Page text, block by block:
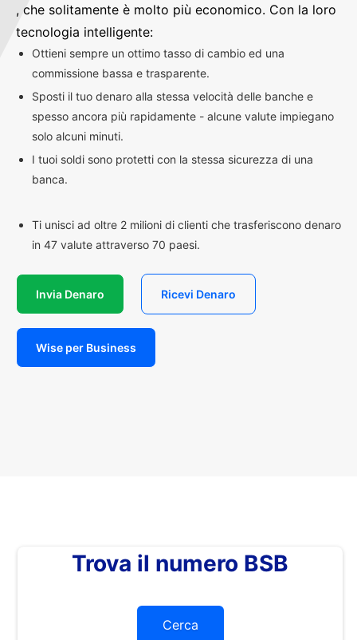
, che solitamente è molto più economico. Con la loro
tecnologia intelligente:
Ottieni sempre un ottimo tasso di cambio ed una
commissione bassa e trasparente.
Sposti il tuo denaro alla stessa velocità delle banche e
spesso ancora più rapidamente - alcune valute impiegano
solo alcuni minuti.
I tuoi soldi sono protetti con la stessa sicurezza di una
banca.
Ti unisci ad oltre 2 milioni di clienti che trasferiscono denaro
in 47 valute attraverso 70 paesi.
Invia Denaro Ricevi Denaro
Wise per Business
Trova il numero BSB
Cerca